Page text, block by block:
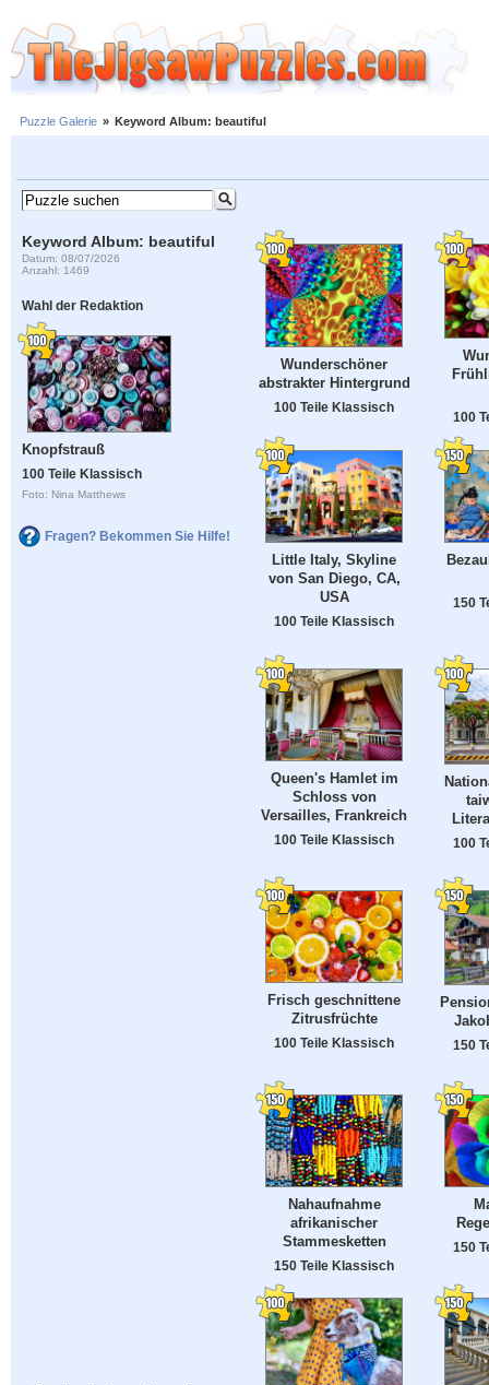
Puzzle Galerie » Keyword Album: beautiful
Keyword Album: beautiful
Datum: 08/07/2026
Anzahl: 1469
Wahl der Redaktion
Knopfstrauß
100 Teile Klassisch
Foto: Nina Matthews
Fragen? Bekommen Sie Hilfe!
Wunderschöner
abstrakter Hintergrund
100 Teile Klassisch
100
Little Italy, Skyline
von San Diego, CA,
USA
100 Teile Klassisch
150
Queen's Hamlet im
Schloss von
Versailles, Frankreich
100 Teile Klassisch 100
Frisch geschnittene
Zitrusfrüchte
100 Teile Klassisch 150
Nahaufnahme
afrikanischer
Stammesketten
150 Teile Klassisch
150